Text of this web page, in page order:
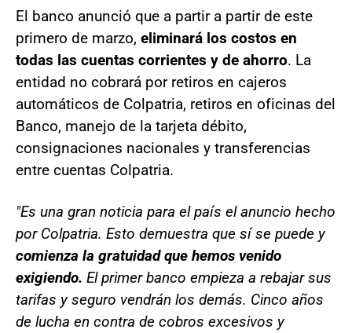
El banco anunció que a partir a partir de este
primero de marzo, eliminará los costos en
todas las cuentas corrientes y de ahorro. La
entidad no cobrará por retiros en cajeros
automáticos de Colpatria, retiros en oficinas del
Banco, manejo de la tarjeta débito,
consignaciones nacionales y transferencias
entre cuentas Colpatria.
"Es una gran noticia para el país el anuncio hecho
por Colpatria. Esto demuestra que sí se puede y
comienza la gratuidad que hemos venido
exigiendo. El primer banco empieza a rebajar sus
tarifas y seguro vendrán los demás. Cinco años
de lucha en contra de cobros excesivos y